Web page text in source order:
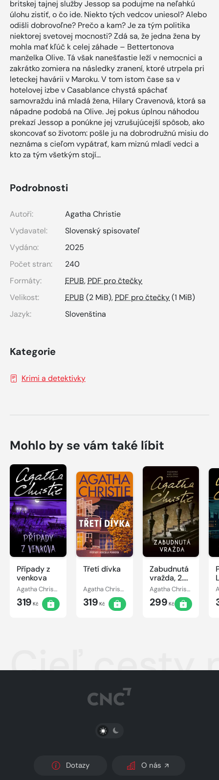
britskej tajnej služby Jessop sa podujme na neľahkú
úlohu zistiť, o čo ide. Niekto tých vedcov uniesol? Alebo
odišli dobrovoľne? Prečo a kam? Je za tým politika
niektorej svetovej mocnosti? Zdá sa, že jedna žena by
mohla mať kľúč k celej záhade – Bettertonova
manželka Olive. Tá však nanešťastie leží v nemocnici a
zakrátko zomiera na následky zranení, ktoré utrpela pri
leteckej havárii v Maroku. V tom istom čase sa v
hotelovej izbe v Casablance chystá spáchať
samovraždu iná mladá žena, Hilary Cravenová, ktorá sa
nápadne podobá na Olive. Jej pokus úplnou náhodou
prekazí Jessop a ponúkne jej vzrušujúcejší spôsob, ako
skoncovať so životom: pošle ju na dobrodružnú misiu do
neznáma s cieľom vypátrať, kam miznú mladí vedci a
kto za tým všetkým stojí...
Podrobnosti
Autoři:
Agatha Christie
Vydavatel:
Slovenský spisovateľ
Vydáno:
2025
Počet stran:
240
Formáty:
EPUB, PDF pro čtečky
Velikost:
EPUB (2 MiB), PDF pro čtečky(1 MiB)
Jazyk:
Slovenština
Kategorie
Krimi a detektivky
Mohlo by se vám také líbit
Případy z
venkova
Agatha Christie
319 Kč
Třetí dívka
Agatha Christie
319 Kč
Zabudnutá
vražda, 2.
vydanie
Agatha Christie
299 Kč
Cieľ cesty
PŘEPNOUT SVĚTLÝ/TMAVÝ REŽIM
Dotazy O nás